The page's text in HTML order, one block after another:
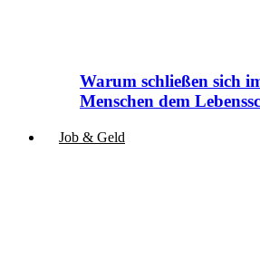
Warum schließen sich
Menschen dem
Job & Geld